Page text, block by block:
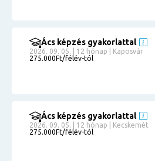
Ács képzés gyakorlattal
2026. 09. 05. | 12 hónap | Kaposvár
275.000Ft/félév-tól
Ács képzés gyakorlattal
2026. 09. 05. | 12 hónap | Kecskemét
275.000Ft/félév-tól